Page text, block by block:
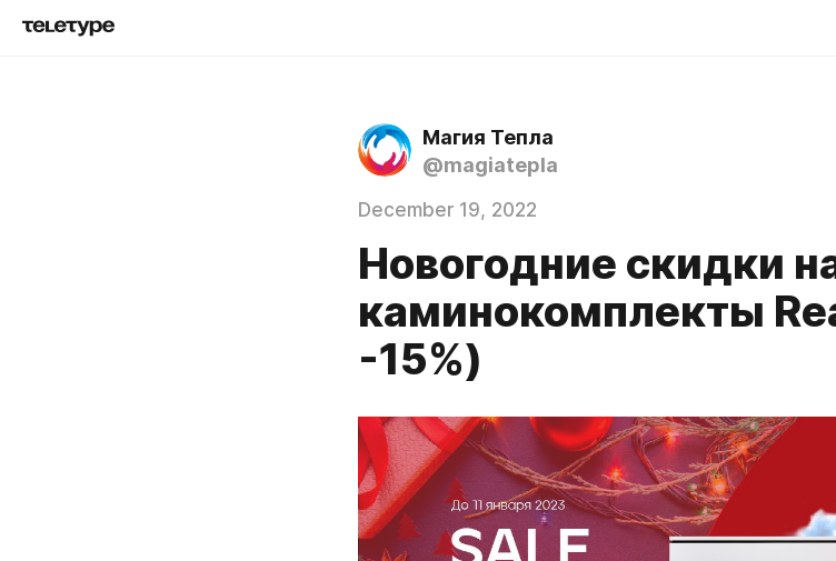
Магия Тепла
@magiatepla
December 19, 2022
Новогодние скидки
каминокомплекты
-15%)